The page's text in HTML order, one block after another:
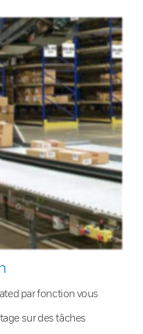
par fonction vous
sur des tâches